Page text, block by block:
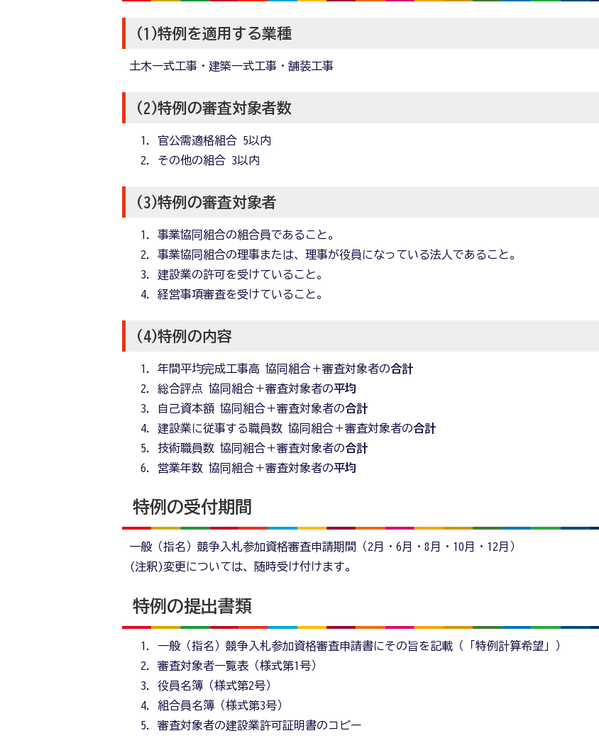
(1)特例を適用する業種
土木一式工事・建築一式工事・舗装工事
(2)特例の審査対象者数
官公需適格組合 5以内
その他の組合 3以内
(3)特例の審査対象者
事業協同組合の組合員であること。
事業協同組合の理事または、理事が役員になっている法人であること。
建設業の許可を受けていること。
経営事項審査を受けていること。
(4)特例の内容
年間平均完成工事高 協同組合＋審査対象者の合計
総合評点 協同組合＋審査対象者の平均
自己資本額 協同組合＋審査対象者の合計
建設業に従事する職員数 協同組合＋審査対象者の合計
技術職員数 協同組合＋審査対象者の合計
営業年数 協同組合＋審査対象者の平均
特例の受付期間
一般（指名）競争入札参加資格審査申請期間（2月・6月・8月・10月・12月）
(注釈)変更については、随時受け付けます。
特例の提出書類
一般（指名）競争入札参加資格審査申請書にその旨を記載（「特例計算希望」）
審査対象者一覧表（様式第1号）
役員名簿（様式第2号）
組合員名簿（様式第3号）
審査対象者の建設業許可証明書のコピー